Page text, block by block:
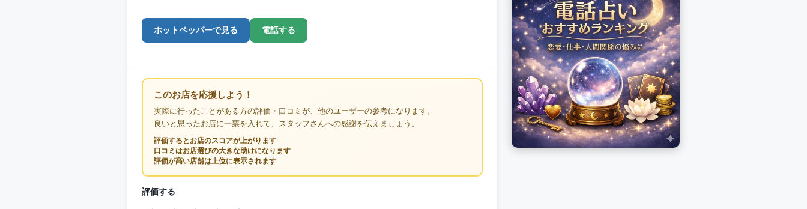
ホットペッパーで見る 電話する
このお店を応援しよう！
実際に行ったことがある方の評価・口コミが、他のユーザーの参考になります。
良いと思ったお店に一票を入れて、スタッフさんへの感謝を伝えましょう。
評価するとお店のスコアが上がります
口コミはお店選びの大きな助けになります
評価が高い店舗は上位に表示されます
評価する